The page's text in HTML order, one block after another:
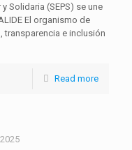
Solidaria (SEPS) se une
El organismo de
transparencia e inclusión
Read more